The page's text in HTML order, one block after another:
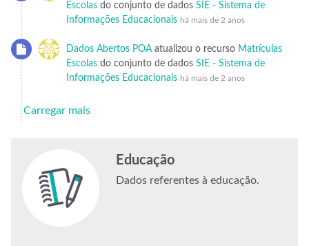
Escolas do conjunto de dados SIE - Sistema de
Informações Educacionais há mais de 2 anos
Dados Abertos POAatualizou o recurso Matrículas
Escolas do conjunto de dados SIE - Sistema de
Informações Educacionais há mais de 2 anos
Carregar mais
Educação
Dados referentes à educação.